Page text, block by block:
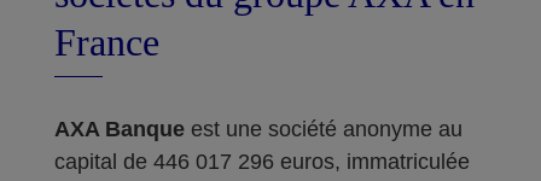
France
AXA Banque est une société anonyme au
capital de 446 017 296 euros, immatriculée